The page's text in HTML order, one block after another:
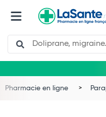
Search
Pharmacie en ligne